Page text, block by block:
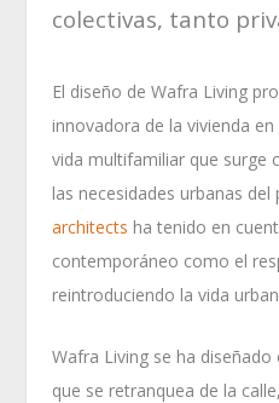
colectivas, tanto
El diseño de Wafra Living
innovadora de la vivienda
vida multifamiliar que surge
las necesidades urbanas del
architects ha tenido en
contemporáneo como el
reintroduciendo la vida
Wafra Living se ha
que se retranquea de la